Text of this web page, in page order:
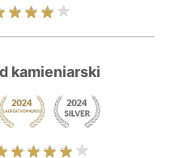
kamieniarski